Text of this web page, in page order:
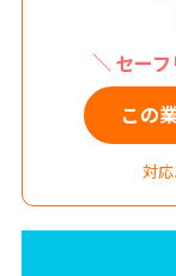
セー
この
対